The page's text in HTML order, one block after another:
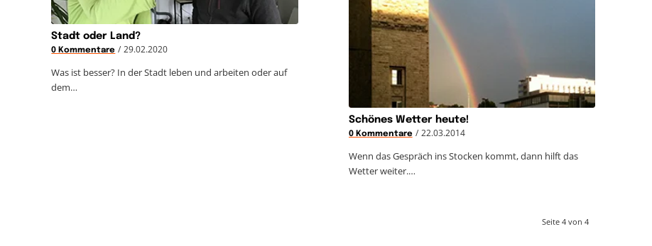
Stadt oder Land?
0 Kommentare / 29.02.2020
Was ist besser? In der Stadt leben und arbeiten oder auf
dem…
Schönes Wetter heute!
0 Kommentare / 22.03.2014
Wenn das Gespräch ins Stocken kommt, dann hilft das
Wetter weiter.…
Seite 4 von 4